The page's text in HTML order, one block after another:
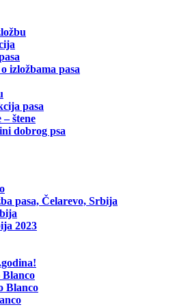
izložbama pasa
pasa
štene
dobrog psa
pasa, Čelarevo, Srbija
2023
Blanco
Blanco